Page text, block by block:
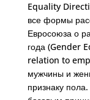
Equality
все формы
Евросоюза о
года (Gender
relation to
мужчины и
признаку